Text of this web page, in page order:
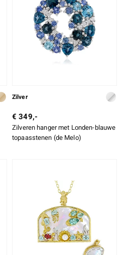
Zilver
€ 349,-
Zilveren hanger met Londen-blauwe
topaasstenen (de Melo)